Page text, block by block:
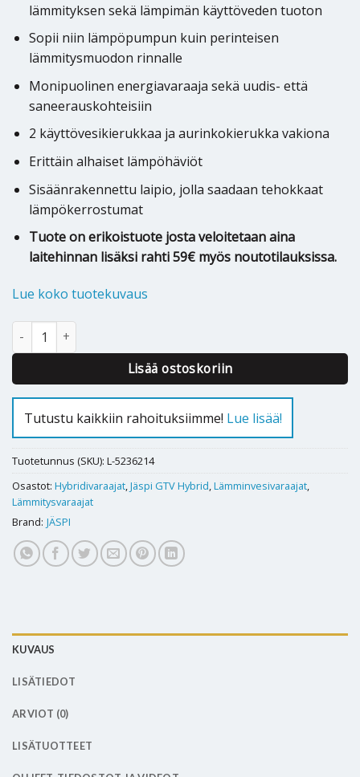
lämmityksen sekä lämpimän käyttöveden tuoton
Sopii niin lämpöpumpun kuin perinteisen
lämmitysmuodon rinnalle
Monipuolinen energiavaraaja sekä uudis- että
saneerauskohteisiin
2 käyttövesikierukkaa ja aurinkokierukka vakiona
Erittäin alhaiset lämpöhäviöt
Sisäänrakennettu laipio, jolla saadaan tehokkaat
lämpökerrostumat
Tuote on erikoistuote josta veloitetaan aina
laitehinnan lisäksi rahti 59€ myös noutotilauksissa.
Lue koko tuotekuvaus
Energiavaraaja Jäspi GTV Hybrid 500 määrä
Lisää ostoskoriin
Tutustu kaikkiin rahoituksiimme! Lue lisää!
Tuotetunnus (SKU): L-5236214
Osastot: Hybridivaraajat,Jäspi GTV Hybrid,Lämminvesivaraajat,
Lämmitysvaraajat
Brand: JÄSPI
KUVAUS
LISÄTIEDOT
ARVIOT (0)
LISÄTUOTTEET